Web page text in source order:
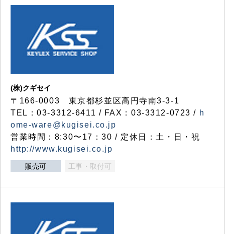
(株)クギセイ
〒166-0003 東京都杉並区高円寺南3-3-1
TEL：03-3312-6411 / FAX：03-3312-0723 / h
ome-ware@kugisei.co.jp
営業時間：8:30〜17：30 / 定休日：土・日・祝
http://www.kugisei.co.jp
販売可 工事・取付可